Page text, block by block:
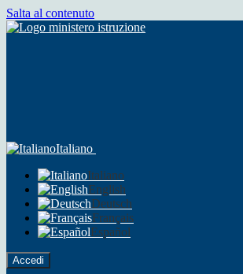
Salta al contenuto
Italiano
Italiano
English
Deutsch
Français
Español
Accedi